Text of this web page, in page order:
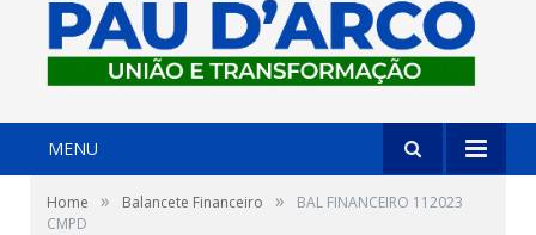
MENU
Home » Balancete Financeiro »
BAL FINANCEIRO 112023
CMPD